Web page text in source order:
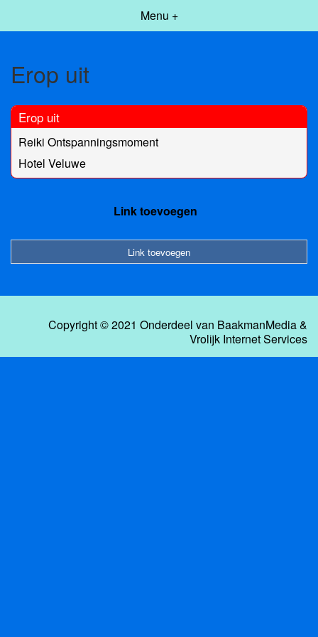
Menu +
Erop uit
Erop uit
Reiki Ontspanningsmoment
Hotel Veluwe
Link toevoegen
Link toevoegen
Copyright © 2021 Onderdeel van BaakmanMedia&
Vrolijk Internet Services